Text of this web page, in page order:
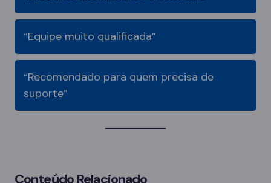
“Equipe muito qualificada”
“Recomendado para quem precisa de
suporte”
Conteúdo Relacionado